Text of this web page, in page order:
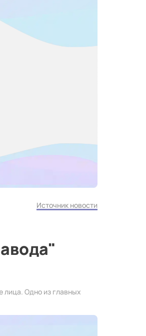
Источник новости
лица. Одно из главных